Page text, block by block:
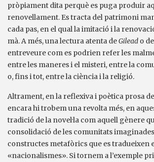
pròpiament dita perquè es puga produir
renovellament. Es tracta del patrimoni
cada pas, en el qual la imitació i la
mà. A més, una lectura atenta deGilead o de
entreveure com es podrien refer les
entre les maneres i el misteri, entre la
o, fins i tot, entre la ciència i la religió.
Altrament, en la reflexiva i poètica prosa
encara hi trobem una revolta més, en
tradició de la novel·la com aquell gènere
consolidació de les comunitats
constructes metafòrics que es tradueixen
«nacionalismes». Si tornem a l’exemple